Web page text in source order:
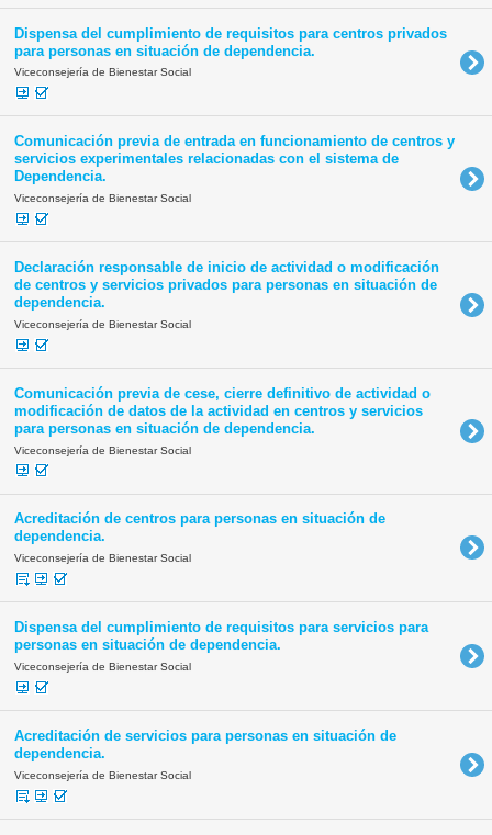
Dispensa del cumplimiento de requisitos para centros privados
para personas en situación de dependencia.
Viceconsejería de Bienestar Social
Comunicación previa de entrada en funcionamiento de centros y
servicios experimentales relacionadas con el sistema de
Dependencia.
Viceconsejería de Bienestar Social
Declaración responsable de inicio de actividad o modificación
de centros y servicios privados para personas en situación de
dependencia.
Viceconsejería de Bienestar Social
Comunicación previa de cese, cierre definitivo de actividad o
modificación de datos de la actividad en centros y servicios
para personas en situación de dependencia.
Viceconsejería de Bienestar Social
Acreditación de centros para personas en situación de
dependencia.
Viceconsejería de Bienestar Social
Dispensa del cumplimiento de requisitos para servicios para
personas en situación de dependencia.
Viceconsejería de Bienestar Social
Acreditación de servicios para personas en situación de
dependencia.
Viceconsejería de Bienestar Social